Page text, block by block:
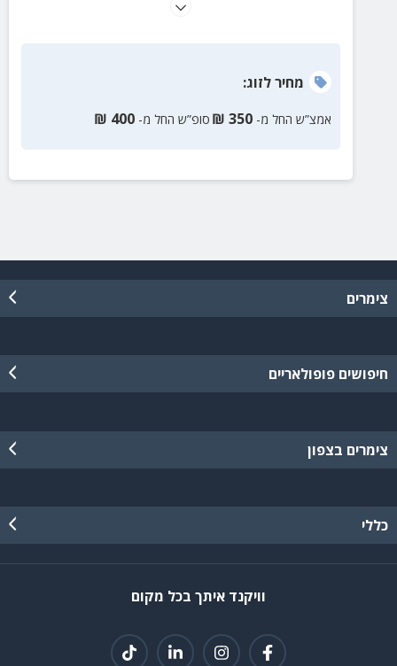
מחירלזוג:
אמצ”ש החל מ- 350
₪ סופ”ש החל מ- 400
₪
צימרים
חיפושים פופולאריים
צימרים בצפון
כללי
וויקנד איתך בכל מקום